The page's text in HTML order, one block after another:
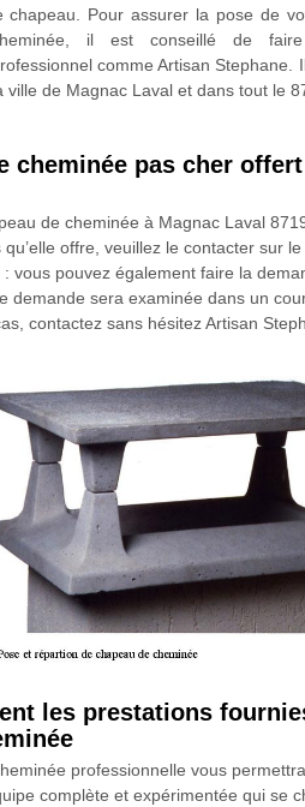
chapeau. Pour assurer la pose de
il est conseillé de
comme Artisan Stephane.
ville de Magnac Laval et dans tout le
cheminée pas cher
de cheminée à Magnac Laval
offre, veuillez le contacter sur
vous pouvez également faire la
demande sera examinée dans un
contactez sans hésitez Artisan
les prestations
professionnelle vous
complète et expérimentée qui se